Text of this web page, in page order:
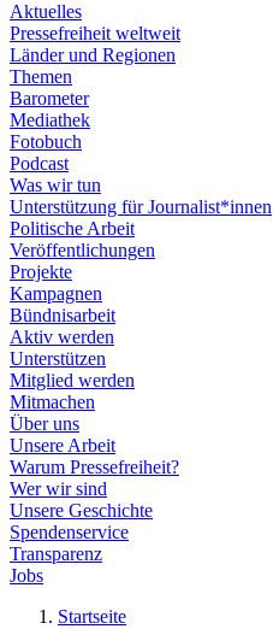
Aktuelles
Pressefreiheit weltweit
Länder und Regionen
Themen
Barometer
Mediathek
Fotobuch
Podcast
Was wir tun
Unterstützung für Journalist*innen
Politische Arbeit
Veröffentlichungen
Projekte
Kampagnen
Bündnisarbeit
Aktiv werden
Unterstützen
Mitglied werden
Mitmachen
Über uns
Unsere Arbeit
Warum Pressefreiheit?
Wer wir sind
Unsere Geschichte
Spendenservice
Transparenz
Jobs
Startseite